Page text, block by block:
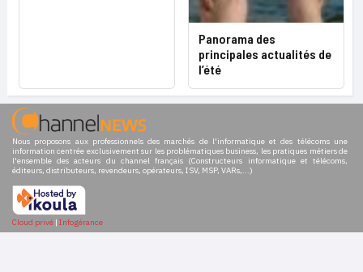
Panorama des
principales actualités de
l’été
Nous proposons aux professionnels des marchés de l'informatique et des télécoms une
information centrée exclusivement sur les problématiques business, les pratiques métiers de
l'ensemble des acteurs du channel français (Constructeurs informatique et télécoms,
éditeurs, distributeurs, revendeurs, opérateurs, ISV, MSP, VARs,...)
Cloud privé | Infogérance